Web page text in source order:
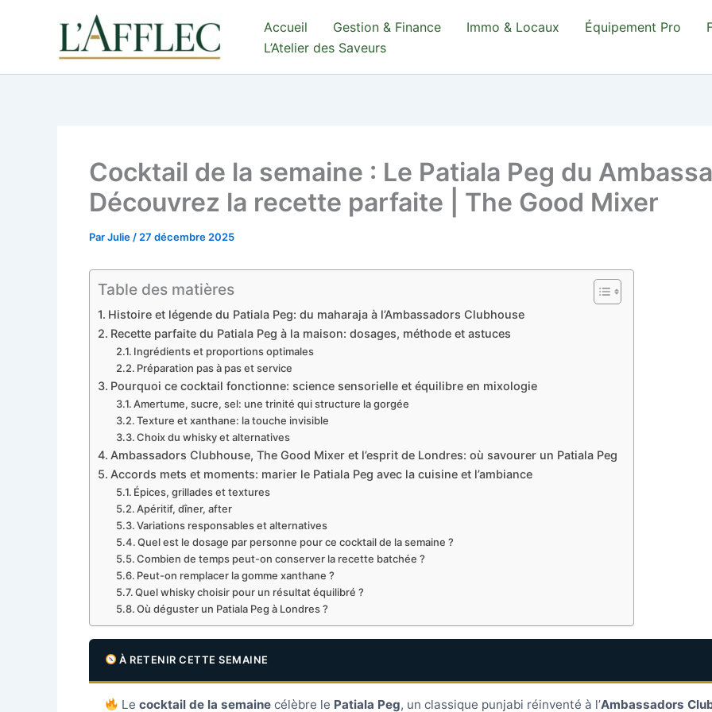
Accueil Gestion & Finance Immo & Locaux Équipement Pro
L’Atelier des Saveurs
Cocktail de la semaine : Le Patiala Peg du
Découvrez la recette parfaite | The Good Mixer
ParJulie / 27 décembre 2025
Table des matières
Histoire et légende du Patiala Peg: du maharaja à l’Ambassadors Clubhouse
Recette parfaite du Patiala Peg à la maison: dosages, méthode et astuces
Ingrédients et proportions optimales
Préparation pas à pas et service
Pourquoi ce cocktail fonctionne: science sensorielle et équilibre en mixologie
Amertume, sucre, sel: une trinité qui structure la gorgée
Texture et xanthane: la touche invisible
Choix du whisky et alternatives
Ambassadors Clubhouse, The Good Mixer et l’esprit de Londres: où savourer un Patiala Peg
Accords mets et moments: marier le Patiala Peg avec la cuisine et l’ambiance
Épices, grillades et textures
Apéritif, dîner, after
Variations responsables et alternatives
Quel est le dosage par personne pour ce cocktail de la semaine ?
Combien de temps peut-on conserver la recette batchée ?
Peut-on remplacer la gomme xanthane ?
Quel whisky choisir pour un résultat équilibré ?
Où déguster un Patiala Peg à Londres ?
À RETENIR CETTE SEMAINE
Lecocktail de la semaine célèbre le Patiala Peg, un classique punjabi réinventé à l’Ambassadors